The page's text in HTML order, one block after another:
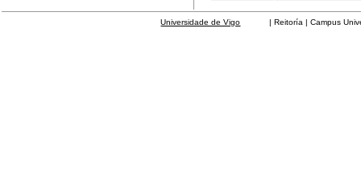
Universidade de Vigo | Reitoría | Campus